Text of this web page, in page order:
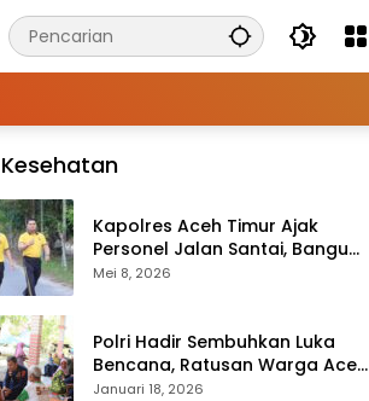
Kesehatan
Kapolres Aceh Timur Ajak
Personel Jalan Santai, Bangun
Semangat Sehat dan Solid
Mei 8, 2026
Polri Hadir Sembuhkan Luka
Bencana, Ratusan Warga Aceh
Tengah Terlayani Bakti
Januari 18, 2026